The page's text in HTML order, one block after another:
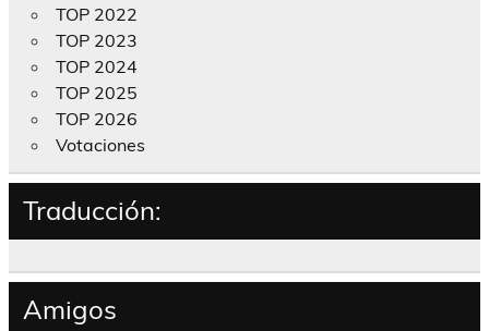
TOP 2022
TOP 2023
TOP 2024
TOP 2025
TOP 2026
Votaciones
Traducción:
Amigos